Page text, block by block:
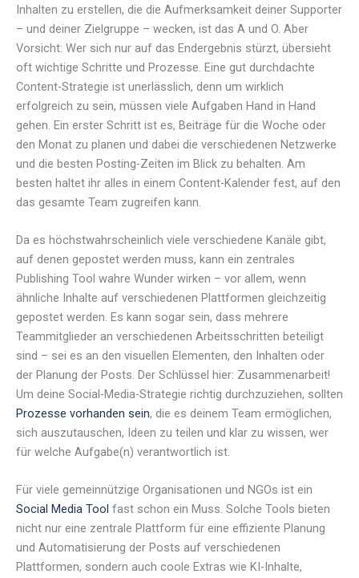
Inhalten zu erstellen, die die Aufmerksamkeit deiner Supporter
– und deiner Zielgruppe – wecken, ist das A und O. Aber
Vorsicht: Wer sich nur auf das Endergebnis stürzt, übersieht
oft wichtige Schritte und Prozesse. Eine gut durchdachte
Content-Strategie ist unerlässlich, denn um wirklich
erfolgreich zu sein, müssen viele Aufgaben Hand in Hand
gehen. Ein erster Schritt ist es, Beiträge für die Woche oder
den Monat zu planen und dabei die verschiedenen Netzwerke
und die besten Posting-Zeiten im Blick zu behalten. Am
besten haltet ihr alles in einem Content-Kalender fest, auf den
das gesamte Team zugreifen kann.
Da es höchstwahrscheinlich viele verschiedene Kanäle gibt,
auf denen gepostet werden muss, kann ein zentrales
Publishing Tool wahre Wunder wirken – vor allem, wenn
ähnliche Inhalte auf verschiedenen Plattformen gleichzeitig
gepostet werden. Es kann sogar sein, dass mehrere
Teammitglieder an verschiedenen Arbeitsschritten beteiligt
sind – sei es an den visuellen Elementen, den Inhalten oder
der Planung der Posts. Der Schlüssel hier: Zusammenarbeit!
Um deine Social-Media-Strategie richtig durchzuziehen, sollten
Prozesse vorhanden sein, die es deinem Team ermöglichen,
sich auszutauschen, Ideen zu teilen und klar zu wissen, wer
für welche Aufgabe(n) verantwortlich ist.
Für viele gemeinnützige Organisationen und NGOs ist ein
Social Media Tool fast schon ein Muss. Solche Tools bieten
nicht nur eine zentrale Plattform für eine effiziente Planung
und Automatisierung der Posts auf verschiedenen
Plattformen, sondern auch coole Extras wie KI-Inhalte,